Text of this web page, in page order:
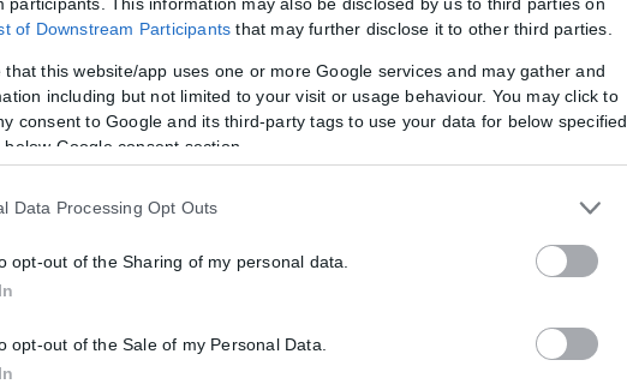
of Downstream Participants that may further disclose it to other third parties.
that this website/app uses one or more Google services and may gather and
including but not limited to your visit or usage behaviour. You may click to
consent to Google and its third-party tags to use your data for below specified
Google consent section.
Data Processing Opt Outs
opt-out of the Sharing of my personal data.
opt-out of the Sale of my Personal Data.
Ρούβλια Ρωσίας
στο Τελωνείο, εντοπίστηκαν: